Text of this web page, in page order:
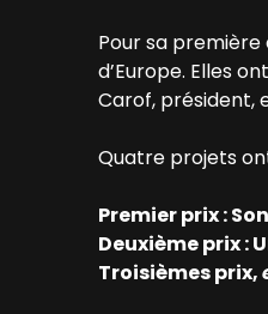
Pour sa première
d’Europe. Elles
Carof, président,
Quatre projets
Premier prix :
Deuxième prix :
Troisièmes prix,